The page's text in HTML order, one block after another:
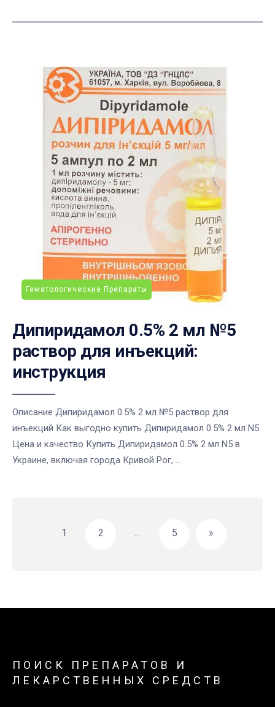
Гематологические Препараты
Дипиридамол 0.5% 2 мл №5
раствор для инъекций:
инструкция
Описание Дипиридамол 0.5% 2 мл №5 раствор для
инъекций Как выгодно купить Дипиридамол 0.5% 2 мл N5.
Цена и качество Купить Дипиридамол 0.5% 2 мл N5 в
Украине, включая города Кривой Рог, ...
1 2 … 5 »
ПОИСК ПРЕПАРАТОВ И
ЛЕКАРСТВЕННЫХ СРЕДСТВ